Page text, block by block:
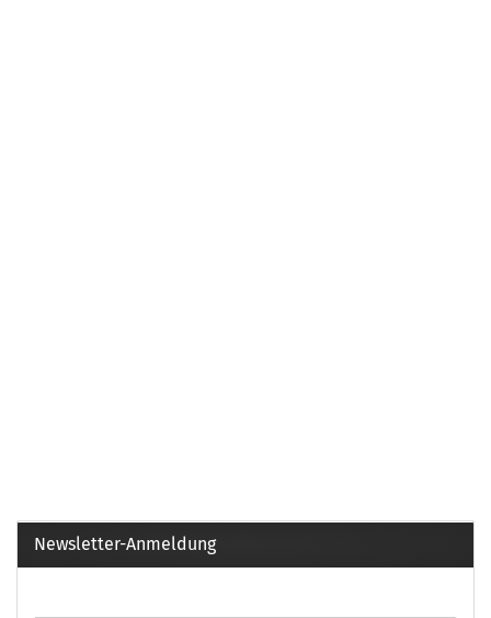
Newsletter-Anmeldung